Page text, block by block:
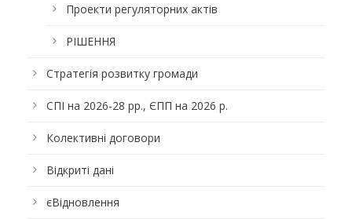
Проекти регуляторних актів
РІШЕННЯ
Стратегія розвитку громади
СПІ на 2026-28 рр., ЄПП на 2026 р.
Колективні договори
Відкриті дані
єВідновлення